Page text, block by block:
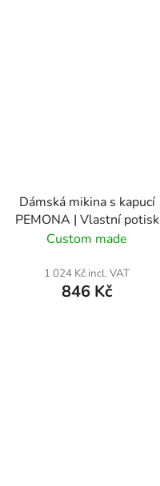
Dámská mikina s kapucí
PEMONA | Vlastní potisk
Custom made
1 024 Kč incl. VAT
846 Kč